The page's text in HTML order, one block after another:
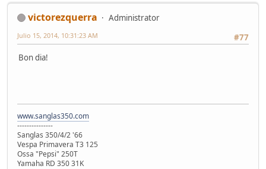
victorezquerra
Administrator
#77
Julio 15, 2014, 10:31:23 AM
Bon dia!
www.sanglas350.com
---------------
Sanglas 350/4/2 '66
Vespa Primavera T3 125
Ossa "Pepsi" 250T
Yamaha RD 350 31K